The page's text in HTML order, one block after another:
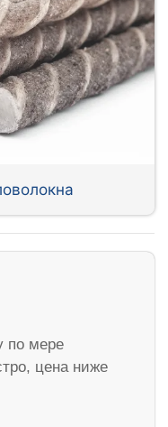
по мере
цена ниже